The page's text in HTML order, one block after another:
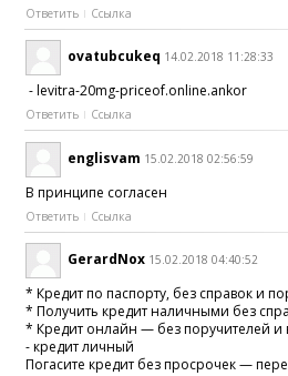
Ответить Ссылка
ovatubcukeq 14.02.2018 11:28:33
- levitra-20mg-priceof.online.ankor
Ответить Ссылка
englisvam 15.02.2018 02:56:59
В принципе согласен
Ответить Ссылка
GerardNox 15.02.2018 04:40:52
* Кредит по паспорту, без справок и
* Получить кредит наличными без
* Кредит онлайн — без поручителей и
- кредит личный
Погасите кредит без просрочек —